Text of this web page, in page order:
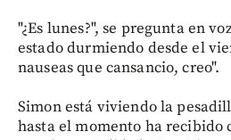
"¿Es lunes?", se pregunta en
estado durmiendo desde el
nauseas que cansancio, creo".
Simon está viviendo la
hasta el momento ha recibido